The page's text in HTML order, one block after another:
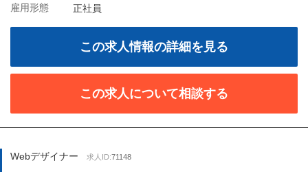
雇用形態 正社員
この求人情報の詳細を見る
この求人について相談する
Webデザイナー 求人ID:71148